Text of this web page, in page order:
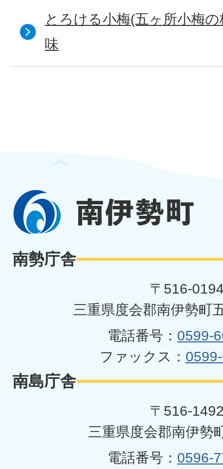
とろける小梅(五ヶ所小梅
味
南勢庁舎
〒516-
三重県度会郡南伊勢町
電話番号： 0599-
ファックス：
南島庁舎
〒516-
三重県度会郡南伊勢
電話番号： 0596-